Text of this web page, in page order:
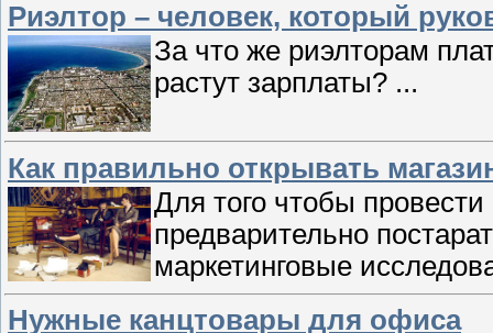
Риэлтор – человек, который
За что же риэлторам
растут зарплаты? ...
Как правильно открывать
Для того чтобы провести
предварительно
маркетинговые
Нужные канцтовары для офиса